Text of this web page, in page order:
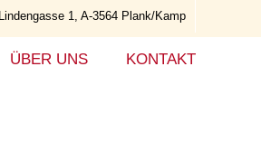
Lindengasse 1, A-3564 Plank/Kamp
ÜBER UNS KONTAKT